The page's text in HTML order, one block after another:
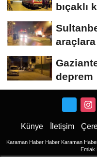
bıçaklı
deprem
Künye İletişim
Karaman Haber Haber Karaman
Emlak